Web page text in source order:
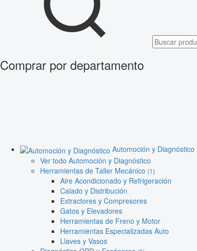
Comprar por departamento
Automoción y Diagnóstico
Ver todo Automoción y Diagnóstico
Herramientas de Taller Mecánico (1)
Aire Acondicionado y Refrigeración
Calado y Distribución
Extractores y Compresores
Gatos y Elevadores
Herramientas de Freno y Motor
Herramientas Especializadas Auto
Llaves y Vasos